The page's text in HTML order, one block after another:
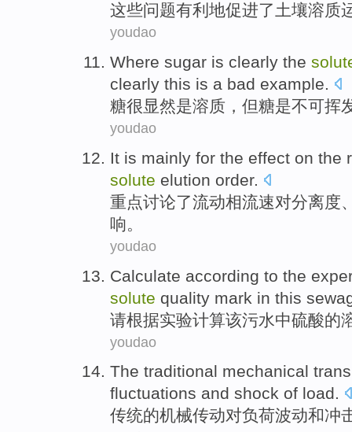
这些问题有利 地促进了土壤溶质
youdao
Where sugar is clearly the
clearly this is a bad example.
糖很显然是溶质 ， 但糖是不可挥
youdao
It is mainly for the effect on the
solute elution order.
重点讨论了流动相流速对分离度
响。
youdao
Calculate according to the
solute quality mark in this
请根据实验计算该污水中硫酸的
youdao
The traditional mechanical
fluctuations and shock of load.
传统的机械传动对负荷波动和冲